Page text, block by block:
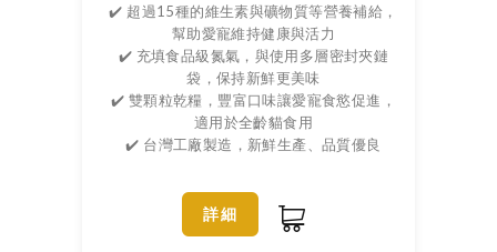
✔️ 超過15種的維生素與礦物質等營養補給，
幫助愛寵維持健康與活力
✔️ 充填食品級氮氣，與使用多層密封夾鏈
袋，保持新鮮更美味
✔️ 雙顆粒乾糧，豐富口味讓愛寵食慾促進，
適用於全齡貓食用
✔️ 台灣工廠製造，新鮮生產、品質優良
詳細